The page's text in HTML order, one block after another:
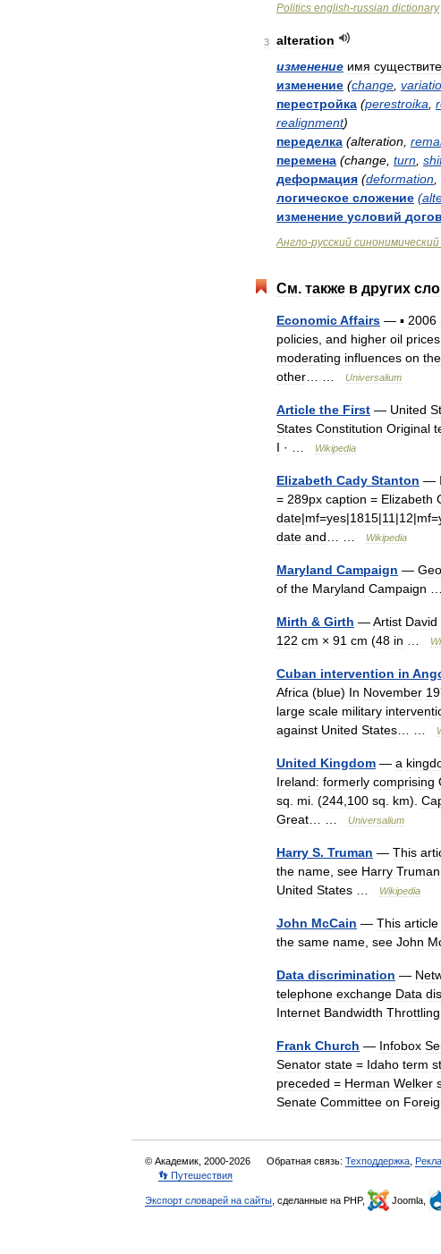
Politics english-russian dictionary
3
alteration
изменение имя
изменение (change
перестройка (perestroika
realignment)
переделка (alteration
перемена (change turn
деформация (deformation
логическое сложение (
изменение условий
Англо-русский синонимический
См. также в других
EconomicAffairs — ▪ 2006
policies and higher oil prices
moderating influences on the
other
Universalium
Article the First — United
States Constitution Original
I · … Wikipedia
Elizabeth Cady Stanton —
= 289px caption = Elizabeth
date|mf=yes|1815|11 |12|mf=
date and Wikipedia
Maryland Campaign —
of the Maryland Campaign
Mirth & Girth —Artist David
122 cm × 91 cm (48 in
Cuban intervention in
Africa (blue) In November
large scale military
against United States
United Kingdom — a
Ireland: formerly comprising
sq
mi . (244 100 sq km).
Great
Universalium
Harry S. Truman — This
the name see Harry Truman
United States Wikipedia
John McCain — This article
the same name see John
Data discrimination —
telephone exchange Data
Internet Bandwidth Throttling
Frank Church — Infobox
Senator state = Idaho term
preceded = Herman Welker
Senate Committee on
© Академик, 2000-2026 Обратная связь: Техподдержка
👣 Путешествия
Экспорт словарей на сайты , сделанные на PHP, Joomla,